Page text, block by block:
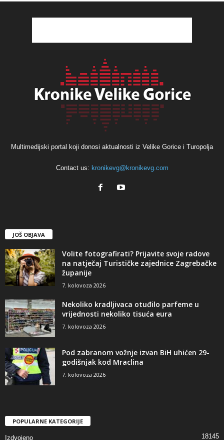
Multimedijski portal koji donosi aktualnosti iz Velike Gorice i Turopolja
Contact us: kronikevg@kronikevg.com
JOŠ OBJAVA
Volite fotografirati? Prijavite svoje radove
na natječaj Turističke zajednice Zagrebačke
županije
7. kolovoza 2026
Nekoliko kradljivaca otuđilo parfeme u
vrijednosti nekoliko tisuća eura
7. kolovoza 2026
Pod zabranom vožnje izvan BiH uhićen 29-
godišnjak kod Mraclina
7. kolovoza 2026
POPULARNE KATEGORIJE
Izdvojeno 18145